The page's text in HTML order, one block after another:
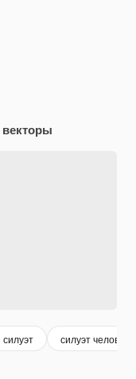
векторы
силуэт силуэт человека